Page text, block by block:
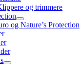
og trimmere
og Nature’s Protection